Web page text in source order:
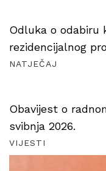
Odluka o odabiru
rezidencijalnog
NATJEČAJ
Obavijest o
svibnja 2026.
VIJESTI